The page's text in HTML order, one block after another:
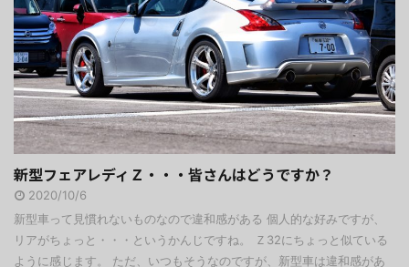
新型フェアレディＺ・・・皆さんはどうですか？
2020/10/6
新型車って見慣れないものなので違和感がある 個人的な好みですが、
リアがちょっと・・・というかんじですね。 Ｚ32にちょっと似ている
ように感じます。 ただ、いつもそうなのですが、新型車は違和感があ